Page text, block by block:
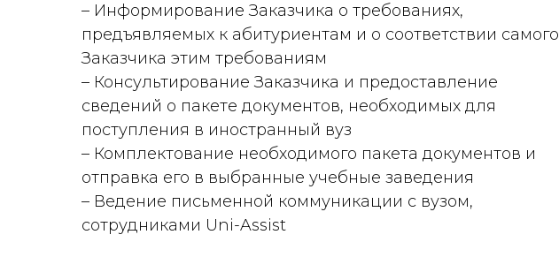
– Информирование Заказчика о требованиях,
предъявляемых к абитуриентам и о соответствии самого
Заказчика этим требованиям
– Консультирование Заказчика и предоставление
сведений о пакете документов, необходимых для
поступления в иностранный вуз
– Комплектование необходимого пакета документов и
отправка его в выбранные учебные заведения
– Ведение письменной коммуникации с вузом,
сотрудниками Uni-Assist